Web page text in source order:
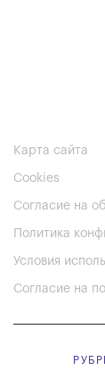
Карта сайта
Cookies
Согласие на
Политика
Условия
Согласие на